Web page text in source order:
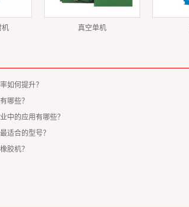
机 真空单机
如何提升？
哪些？
中的应用有哪些？
适合的型号？
胶机？